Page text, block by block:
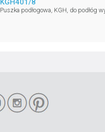
KGH401/8
Puszka podłogowa, KGH, do podłóg